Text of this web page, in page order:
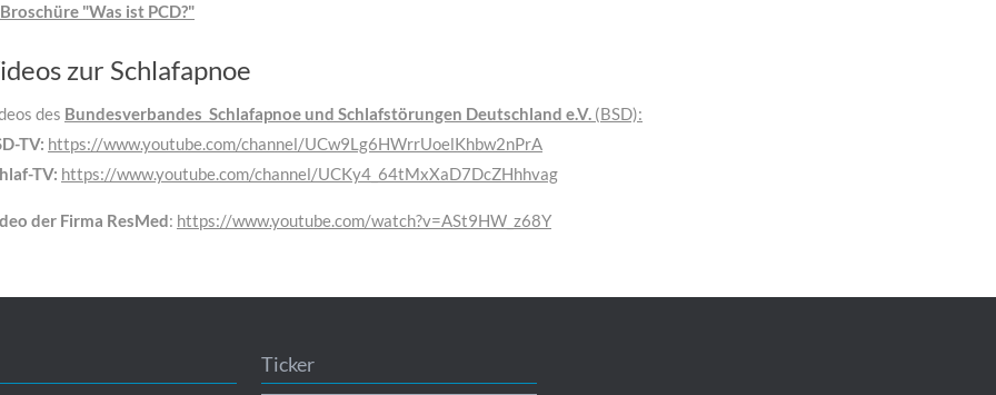
"Was ist PCD?"
zur Schlafapnoe
des Bundesverbandes Schlafapnoe und Schlafstörungen Deutschland e.V. (BSD):
TV: https://www.youtube.com/channel/UCw9Lg6HWrrUoelKhbw2nPrA
TV: https://www.youtube.com/channel/UCKy4_64tMxXaD7DcZHhhvag
der Firma ResMed: https://www.youtube.com/watch?v=ASt9HW_z68Y
Ticker